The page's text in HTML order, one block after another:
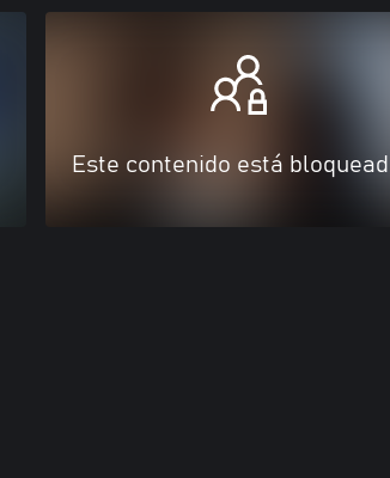
Este contenido está